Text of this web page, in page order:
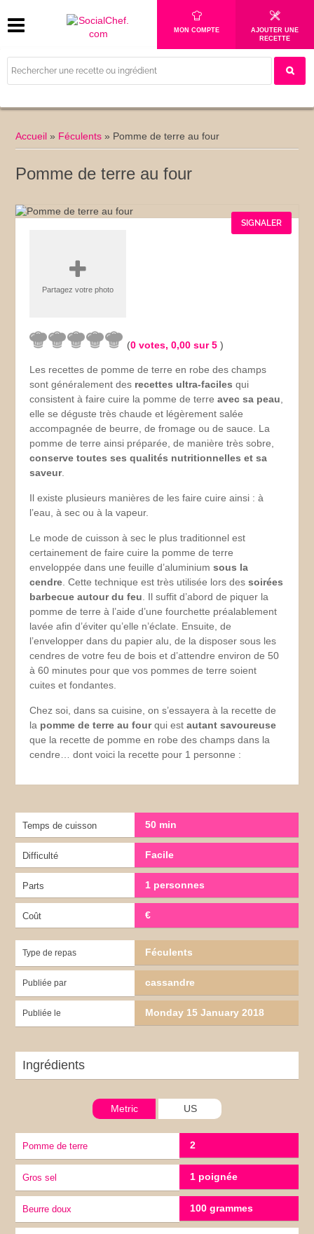
MON COMPTE
AJOUTER UNE
RECETTE
Accueil » Féculents » Pomme de terre au four
Pomme de terre au four
SIGNALER
Partagez votre photo
(0 votes,0,00 sur 5)
Les recettes de pomme de terre en robe des champs
sont généralement des recettes ultra-faciles qui
consistent à faire cuire la pomme de terreavec sa peau
elle se déguste très chaude et légèrement salée
accompagnée de beurre, de fromage ou de sauce. La
pomme de terre ainsi préparée, de manière très sobre,
conserve toutes ses qualités nutritionnelles et sa
saveur.
Il existe plusieurs manières de les faire cuire ainsi : à
l’eau, à sec ou à la vapeur.
Le mode de cuisson à sec le plus traditionnel est
certainement de faire cuire la pomme de terre
enveloppée dans une feuille d’aluminiumsous la
cendre . Cette technique est très utilisée lors dessoirées
barbecue autour du feu . Il suffit d’abord de piquer la
pomme de terre à l’aide d’une fourchette préalablement
lavée afin d’éviter qu’elle n’éclate. Ensuite, de
l’envelopper dans du papier alu, de la disposer sous les
cendres de votre feu de bois et d’attendre environ de 50
à 60 minutes pour que vos pommes de terre soient
cuites et fondantes.
Chez soi, dans sa cuisine, on s’essayera à la recette de
la pomme de terre au fourqui estautant savoureuse
que la recette de pomme en robe des champs dans la
cendre… dont voici la recette pour 1 personne :
Temps de cuisson 50 min
Difficulté Facile
Parts 1 personnes
Coût €
Type de repas Féculents
Publiée par cassandre
Publiée le Monday 15 January 2018
Ingrédients
Metric US
pomme de terre 2
gros sel 1 poignée
Beurre doux 100 grammes